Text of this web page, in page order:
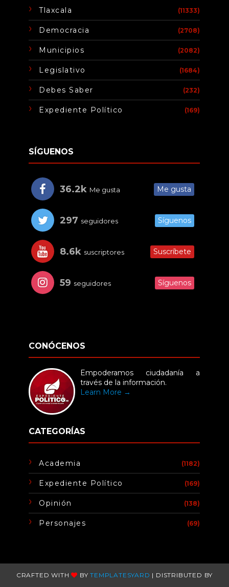
Tlaxcala (11333)
Democracia (2708)
Municipios (2082)
Legislativo (1684)
Debes Saber (232)
Expediente Político (169)
SÍGUENOS
36.2k Me gusta Me gusta
297 seguidores Síguenos
8.6k suscriptores Suscríbete
59 seguidores Síguenos
CONÓCENOS
Empoderamos ciudadanía a
través de la información.
Learn More →
CATEGORÍAS
Academia (1182)
Expediente Político (169)
Opinión (138)
Personajes (69)
CRAFTED WITH BYTEMPLATESYARD | DISTRIBUTED BY